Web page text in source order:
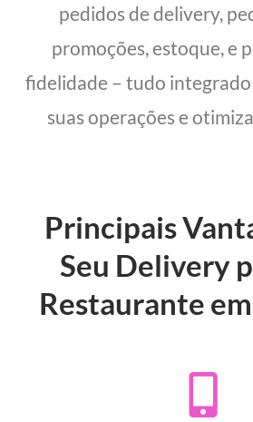
pedidos de delivery,
promoções, estoque, e
fidelidade – tudo
suas operações e
Principais
Seu Delivery
Restaurante